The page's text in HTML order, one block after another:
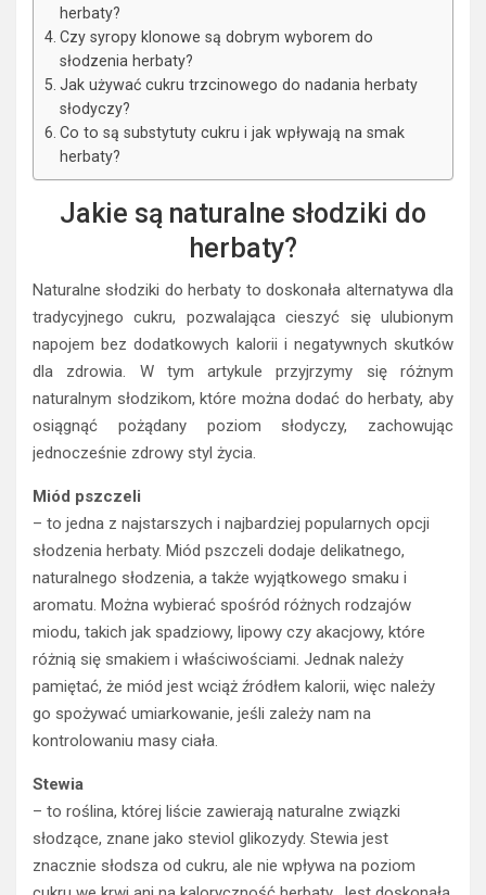
herbaty?
Czy syropy klonowe są dobrym wyborem do
słodzenia herbaty?
Jak używać cukru trzcinowego do nadania herbaty
słodyczy?
Co to są substytuty cukru i jak wpływają na smak
herbaty?
Jakie są naturalne słodziki do
herbaty?
Naturalne słodziki do herbaty to doskonała alternatywa dla
tradycyjnego cukru, pozwalająca cieszyć się ulubionym
napojem bez dodatkowych kalorii i negatywnych skutków
dla zdrowia. W tym artykule przyjrzymy się różnym
naturalnym słodzikom, które można dodać do herbaty, aby
osiągnąć pożądany poziom słodyczy, zachowując
jednocześnie zdrowy styl życia.
Miód pszczeli
– to jedna z najstarszych i najbardziej popularnych opcji
słodzenia herbaty. Miód pszczeli dodaje delikatnego,
naturalnego słodzenia, a także wyjątkowego smaku i
aromatu. Można wybierać spośród różnych rodzajów
miodu, takich jak spadziowy, lipowy czy akacjowy, które
różnią się smakiem i właściwościami. Jednak należy
pamiętać, że miód jest wciąż źródłem kalorii, więc należy
go spożywać umiarkowanie, jeśli zależy nam na
kontrolowaniu masy ciała.
Stewia
– to roślina, której liście zawierają naturalne związki
słodzące, znane jako steviol glikozydy. Stewia jest
znacznie słodsza od cukru, ale nie wpływa na poziom